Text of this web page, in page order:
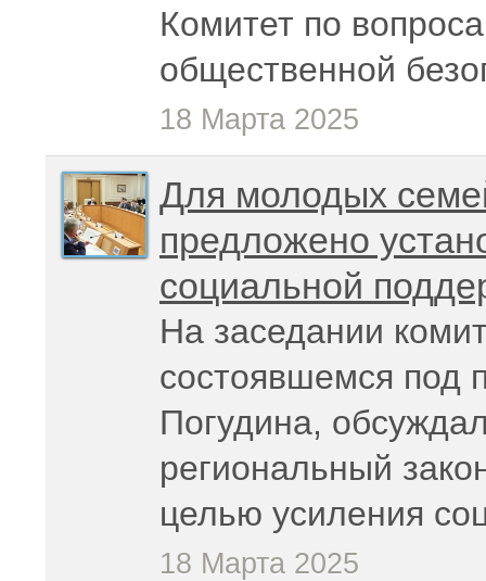
Комитет по
общественной
18 Марта 2025
Для молодых
предложено
социальной
На заседании
состоявшемся под
Погудина,
региональный
целью усиления
18 Марта 2025